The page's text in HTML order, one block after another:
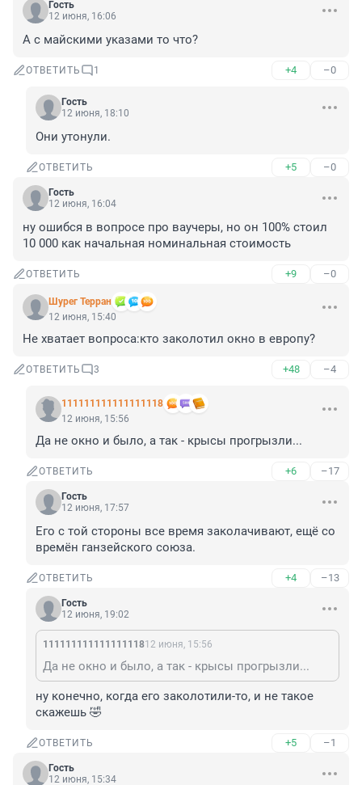
Гость
12 июня, 16:06
А с майскими указами то что?
ОТВЕТИТЬ 1 +4 –0
Гость
12 июня, 18:10
Они утонули.
ОТВЕТИТЬ +5 –0
Гость
12 июня, 16:04
ну ошибся в вопросе про ваучеры, но он 100% стоил
10 000 как начальная номинальная стоимость
ОТВЕТИТЬ +9 –0
Шурег Терран
12 июня, 15:40
Не хватает вопроса:кто заколотил окно в европу?
ОТВЕТИТЬ 3 +48 –4
111111111111111118
12 июня, 15:56
Да не окно и было, а так - крысы прогрызли...
ОТВЕТИТЬ +6 –17
Гость
12 июня, 17:57
Его с той стороны все время заколачивают, ещё со
времён ганзейского союза.
ОТВЕТИТЬ +4 –13
Гость
12 июня, 19:02
11111111111111111812 июня, 15:56
Да не окно и было, а так - крысы прогрызли...
ну конечно, когда его заколотили-то, и не такое
скажешь 🤣
ОТВЕТИТЬ +5 –1
Гость
12 июня, 15:34